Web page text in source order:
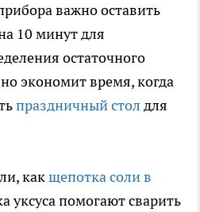
важно оставить
10 минут для
остаточного
экономит время, когда
праздничный стол для
какщепотка соли в
уксуса помогают сварить